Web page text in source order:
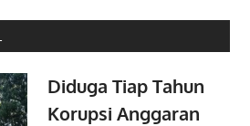
Diduga Tiap Tahun
Korupsi Anggaran